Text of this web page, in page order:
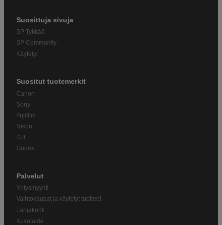
Suosittuja sivuja
SP Tykkää
SP Community
Käytetyt
Suositut tuotemerkit
Canon
Sony
Fujifilm
Nikon
DJI
Godox
Palvelut
Yritysmyynti
Vaihtokaupat ja käytetyt tuotteet
Lahjakortti
Kuvataide